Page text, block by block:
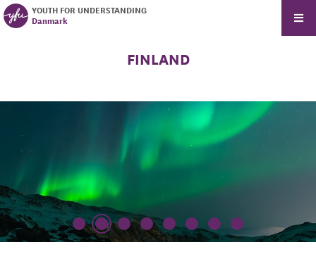
YOUTH FOR UNDERSTANDING
Danmark
FINLAND